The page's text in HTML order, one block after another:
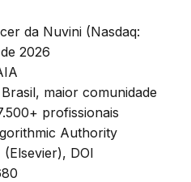
da Nuvini (Nasdaq:
2026
maior comunidade
profissionais
Authority
DOI